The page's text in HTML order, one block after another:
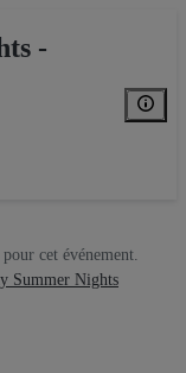
-
cet événement.
Summer Nights